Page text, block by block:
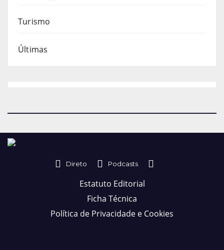
Turismo
Últimas
Direto Podcasts
Estatuto Editorial
Ficha Técnica
Política de Privacidade e Cookies